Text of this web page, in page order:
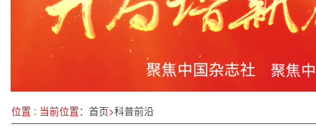
鹰铁特警“空中卫士”为春运保驾护航
整治“内卷式”竞争，有何良策？
位置 : 当前位置： 首页>科普前沿